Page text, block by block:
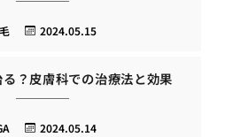
2024.05.15
？皮膚科での治療法と効果
2024.05.14